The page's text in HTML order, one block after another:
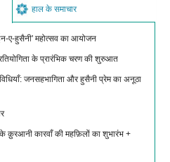
हाल के समाचार
ए-हुसैनी' महोत्सव का आयोजन
के प्रारंभिक चरण की शुरुआत
जनसहभागिता और हुसैनी प्रेम का अनूठा
कारवाँ की महफ़िलों का शुभारंभ +